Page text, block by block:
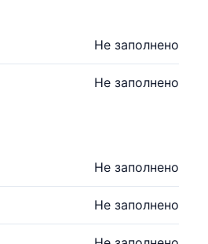
Не заполнено
Не заполнено
Не заполнено
Не заполнено